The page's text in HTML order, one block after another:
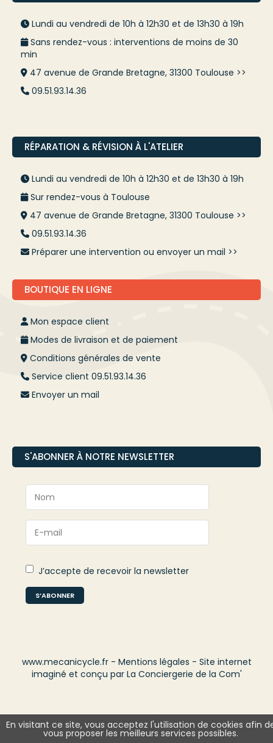
Lundi au vendredi de 10h à 12h30 et de 13h30 à 19h
Sans rendez-vous : interventions de moins de 30
min
47 avenue de Grande Bretagne, 31300 Toulouse >>
09.51.93.14.36
RÉPARATION & RÉVISION À L'ATELIER
Lundi au vendredi de 10h à 12h30 et de 13h30 à 19h
Sur rendez-vous à Toulouse
47 avenue de Grande Bretagne, 31300 Toulouse >>
09.51.93.14.36
Préparer une intervention ou envoyer un mail >>
BOUTIQUE EN LIGNE
Mon espace client
Modes de livraison et de paiement
Conditions générales de vente
Service client 09.51.93.14.36
Envoyer un mail
S'ABONNER À NOTRE NEWSLETTER
J’accepte de recevoir la newsletter
S’ABONNER
www.mecanicycle.fr- Mentions légales - Site internet
imaginé et conçu par La Conciergerie de la Com'
En visitant ce site, vous acceptez l'utilisation de cookies afin
vous proposer les meilleurs services possibles.